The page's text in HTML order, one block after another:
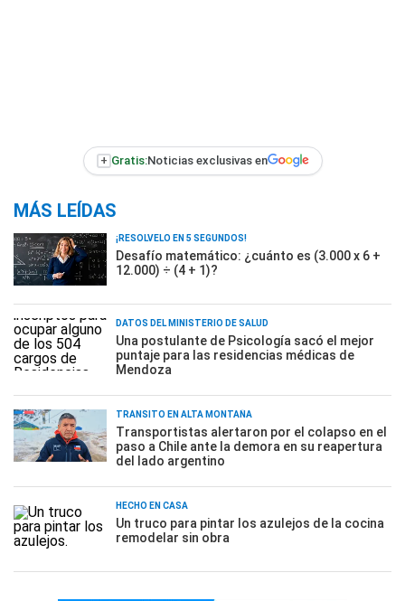
+ Gratis:Noticias exclusivas en
MÁS LEÍDAS
¡RESOLVELO EN 5 SEGUNDOS!
Desafío matemático: ¿cuánto es (3.000 x 6 +
12.000) ÷ (4 + 1)?
DATOS DEL MINISTERIO DE SALUD
Una postulante de Psicología sacó el mejor
puntaje para las residencias médicas de
Mendoza
TRÁNSITO EN ALTA MONTAÑA
Transportistas alertaron por el colapso en el
paso a Chile ante la demora en su reapertura
del lado argentino
HECHO EN CASA
Un truco para pintar los azulejos de la cocina
remodelar sin obra